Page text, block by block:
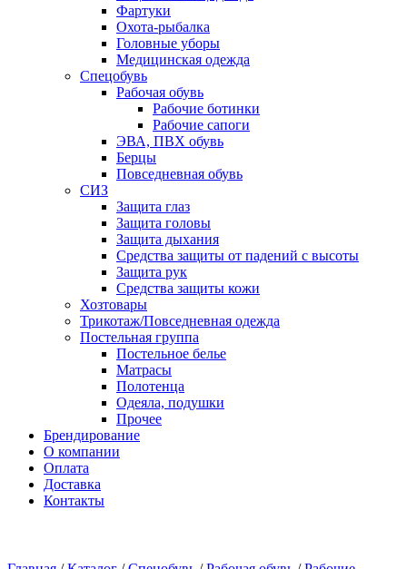
Фартуки
Охота-рыбалка
Головные уборы
Медицинская одежда
Спецобувь
Рабочая обувь
Рабочие ботинки
Рабочие сапоги
ЭВА, ПВХ обувь
Берцы
Повседневная обувь
СИЗ
Защита глаз
Защита головы
Защита дыхания
Средства защиты от падений с высоты
Защита рук
Средства защиты кожи
Хозтовары
Трикотаж/Повседневная одежда
Постельная группа
Постельное белье
Матрасы
Полотенца
Одеяла, подушки
Прочее
Брендирование
О компании
Оплата
Доставка
Контакты